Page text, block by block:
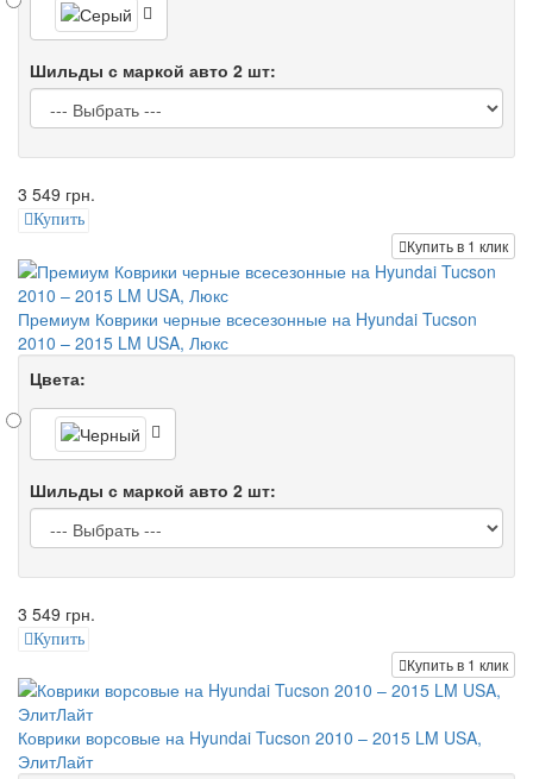
Шильды с маркой авто 2 шт:
3 549 грн.
Купить
Купить в 1 клик
Премиум Коврики черные всесезонные на Hyundai Tucson
2010 – 2015 LM USA, Люкс
Цвета:
Шильды с маркой авто 2 шт:
3 549 грн.
Купить
Купить в 1 клик
Коврики ворсовые на Hyundai Tucson 2010 – 2015 LM USA,
ЭлитЛайт